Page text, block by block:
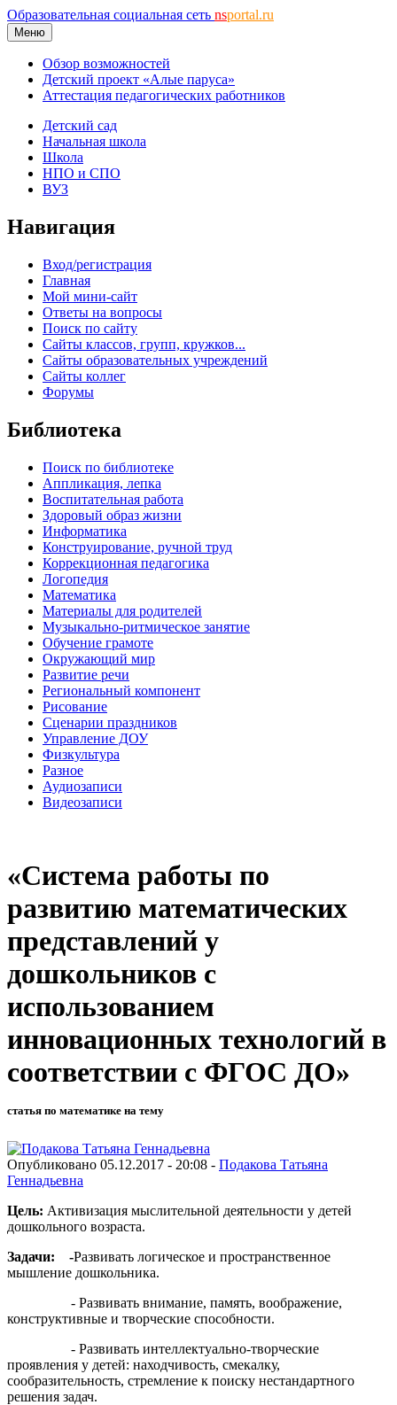
Образовательная социальная сеть nsportal.ru
Меню
Обзор возможностей
Детский проект «Алые паруса»
Аттестация педагогических работников
Детский сад
Начальная школа
Школа
НПО и СПО
ВУЗ
Навигация
Вход/регистрация
Главная
Мой мини-сайт
Ответы на вопросы
Поиск по сайту
Сайты классов, групп, кружков...
Сайты образовательных учреждений
Сайты коллег
Форумы
Библиотека
Поиск по библиотеке
Аппликация, лепка
Воспитательная работа
Здоровый образ жизни
Информатика
Конструирование, ручной труд
Коррекционная педагогика
Логопедия
Математика
Материалы для родителей
Музыкально-ритмическое занятие
Обучение грамоте
Окружающий мир
Развитие речи
Региональный компонент
Рисование
Сценарии праздников
Управление ДОУ
Физкультура
Разное
Аудиозаписи
Видеозаписи
«Система работы по
развитию математических
представлений у
дошкольников с
использованием
инновационных технологий в
соответствии с ФГОС ДО»
статья по математике на тему
Опубликовано 05.12.2017 - 20:08 - Подакова Татьяна
Геннадьевна
Цель: Активизация мыслительной деятельности у детей
дошкольного возраста.
Задачи: -Развивать логическое и пространственное
мышление дошкольника.
- Развивать внимание, память, воображение,
конструктивные и творческие способности.
- Развивать интеллектуально-творческие
проявления у детей: находчивость, смекалку,
сообразительность, стремление к поиску нестандартного
решения задач.